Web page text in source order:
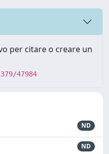
per citare o creare un
47984
ND
ND